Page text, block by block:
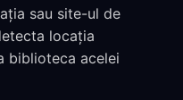
sau site-ul de
locația
biblioteca acelei